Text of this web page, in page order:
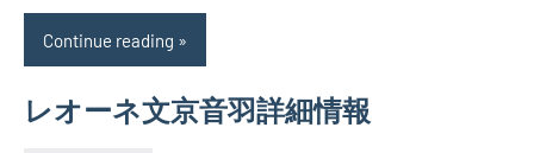
Continue reading
レオーネ文京音羽詳細情報